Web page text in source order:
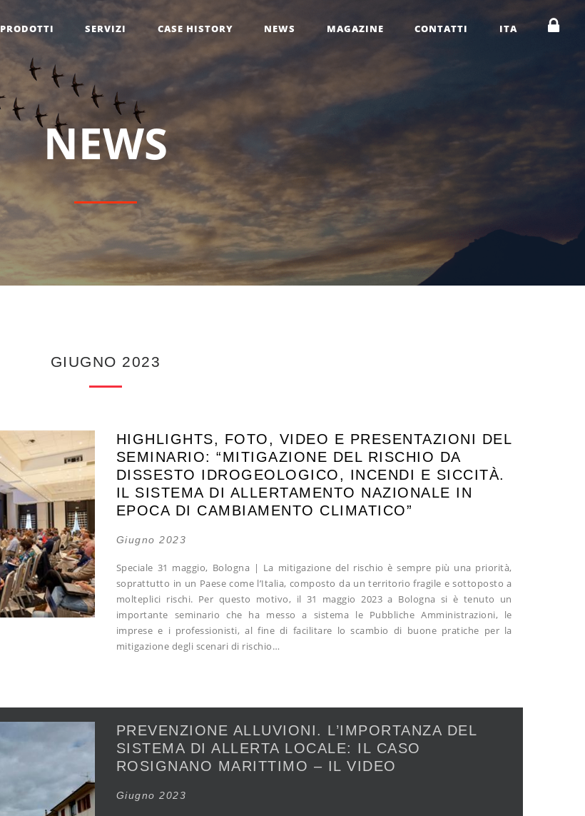
PRODOTTI SERVIZI CASE HISTORY NEWS MAGAZINE CONTATTI ITA
NEWS
GIUGNO 2023
HIGHLIGHTS, FOTO, VIDEO E PRESENTAZIONI DEL
SEMINARIO: “MITIGAZIONE DEL RISCHIO DA
DISSESTO IDROGEOLOGICO, INCENDI E SICCITÀ.
IL SISTEMA DI ALLERTAMENTO NAZIONALE IN
EPOCA DI CAMBIAMENTO CLIMATICO”
Giugno 2023
Speciale 31 maggio, Bologna | La mitigazione del rischio è sempre più una priorità,
soprattutto in un Paese come l’Italia, composto da un territorio fragile e sottoposto a
molteplici rischi. Per questo motivo, il 31 maggio 2023 a Bologna si è tenuto un
importante seminario che ha messo a sistema le Pubbliche Amministrazioni, le
imprese e i professionisti, al fine di facilitare lo scambio di buone pratiche per la
mitigazione degli scenari di rischio…
PREVENZIONE ALLUVIONI. L’IMPORTANZA DEL
SISTEMA DI ALLERTA LOCALE: IL CASO
ROSIGNANO MARITTIMO – IL VIDEO
Giugno 2023